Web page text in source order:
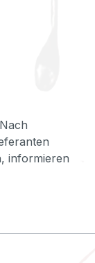
informieren